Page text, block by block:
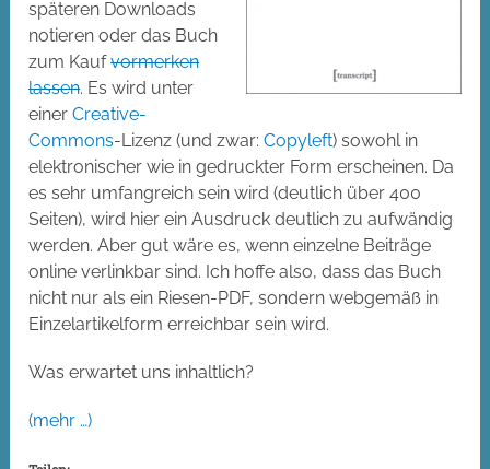
späteren Downloads
notieren oder das Buch
zum Kaufvormerken
lassen. Es wird unter
einerCreative-
Commons-Lizenz (und zwar:Copyleft) sowohl in
elektronischer wie in gedruckter Form erscheinen. Da
es sehr umfangreich sein wird (deutlich über 400
Seiten), wird hier ein Ausdruck deutlich zu aufwändig
werden. Aber gut wäre es, wenn einzelne Beiträge
online verlinkbar sind. Ich hoffe also, dass das Buch
nicht nur als ein Riesen-PDF, sondern webgemäß in
Einzelartikelform erreichbar sein wird.
Was erwartet uns inhaltlich?
(mehr …)